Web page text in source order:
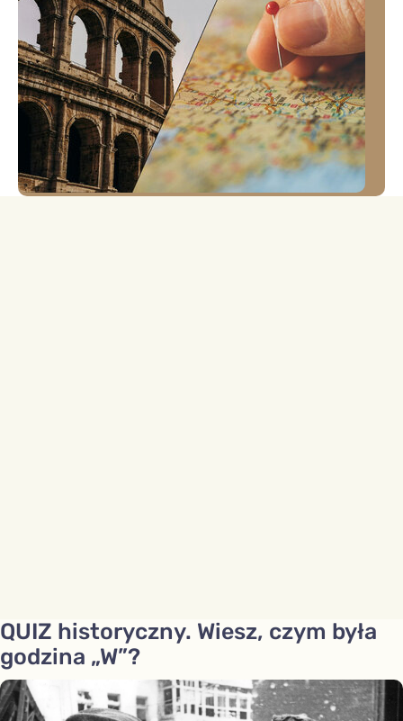
QUIZ historyczny. Wiesz, czym była
godzina „W”?